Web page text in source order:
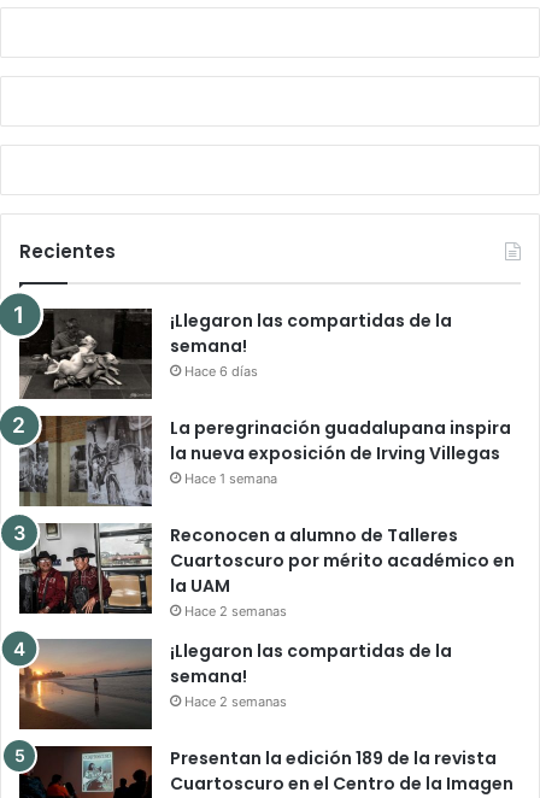
Recientes
¡Llegaron las compartidas de la
semana!
Hace 6 días
La peregrinación guadalupana inspira
la nueva exposición de Irving Villegas
Hace 1 semana
Reconocen a alumno de Talleres
Cuartoscuro por mérito académico en
la UAM
Hace 2 semanas
¡Llegaron las compartidas de la
semana!
Hace 2 semanas
Presentan la edición 189 de la revista
Cuartoscuro en el Centro de la Imagen